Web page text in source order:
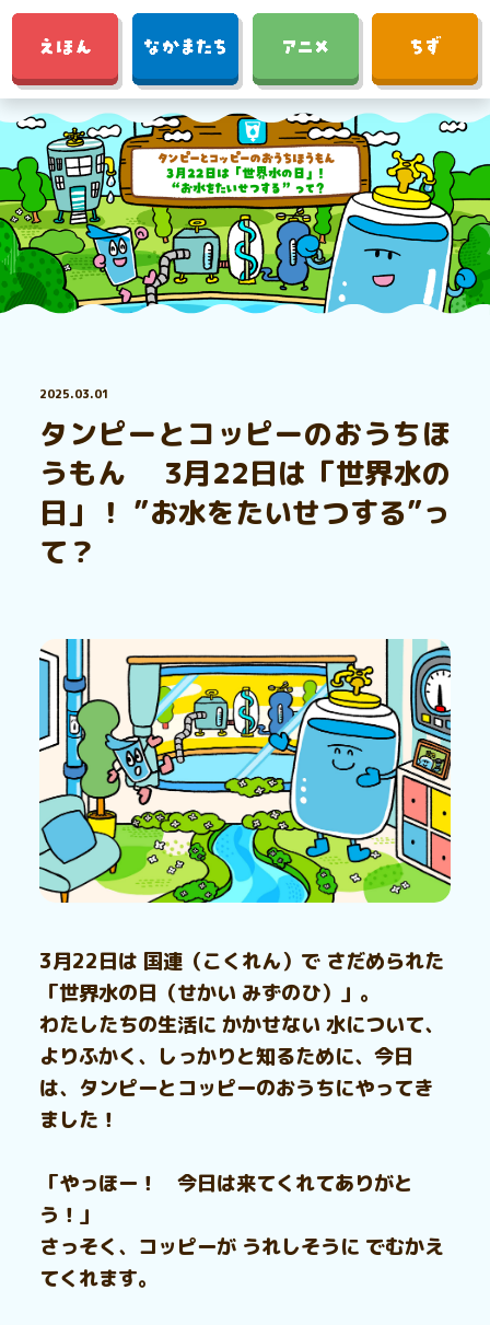
2025.03.01
タンピーとコッピーのおうちほ
うもん 3月22日は「世界水の
日」！ ”お水をたいせつする”っ
て？
3月22日は 国連（こくれん）で さだめられた
「世界水の日（せかい みずのひ）」。
わたしたちの生活に かかせない 水について、
よりふかく、しっかりと知るために、今日
は、タンピーとコッピーのおうちにやってき
ました！
「やっほー！ 今日は来てくれてありがと
う！」
さっそく、コッピーが うれしそうに でむかえ
てくれます。